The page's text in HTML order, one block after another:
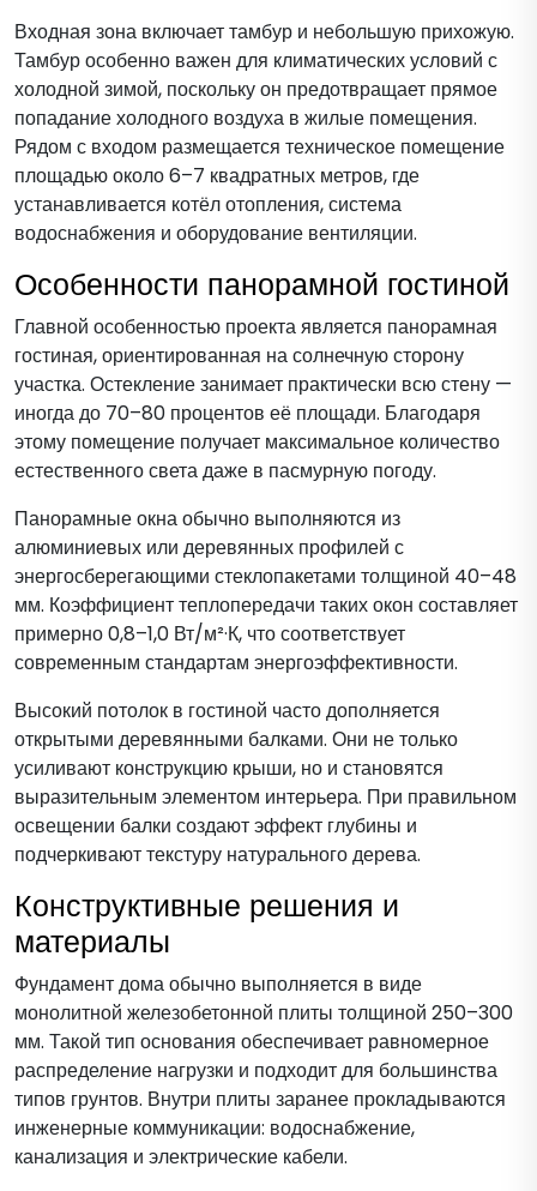
Входная зона включает тамбур и небольшую прихожую.
Тамбур особенно важен для климатических условий с
холодной зимой, поскольку он предотвращает прямое
попадание холодного воздуха в жилые помещения.
Рядом с входом размещается техническое помещение
площадью около 6–7 квадратных метров, где
устанавливается котёл отопления, система
водоснабжения и оборудование вентиляции.
Особенности панорамной гостиной
Главной особенностью проекта является панорамная
гостиная, ориентированная на солнечную сторону
участка. Остекление занимает практически всю стену —
иногда до 70–80 процентов её площади. Благодаря
этому помещение получает максимальное количество
естественного света даже в пасмурную погоду.
Панорамные окна обычно выполняются из
алюминиевых или деревянных профилей с
энергосберегающими стеклопакетами толщиной 40–48
мм. Коэффициент теплопередачи таких окон составляет
примерно 0,8–1,0 Вт/м²·К, что соответствует
современным стандартам энергоэффективности.
Высокий потолок в гостиной часто дополняется
открытыми деревянными балками. Они не только
усиливают конструкцию крыши, но и становятся
выразительным элементом интерьера. При правильном
освещении балки создают эффект глубины и
подчеркивают текстуру натурального дерева.
Конструктивные решения и
материалы
Фундамент дома обычно выполняется в виде
монолитной железобетонной плиты толщиной 250–300
мм. Такой тип основания обеспечивает равномерное
распределение нагрузки и подходит для большинства
типов грунтов. Внутри плиты заранее прокладываются
инженерные коммуникации: водоснабжение,
канализация и электрические кабели.